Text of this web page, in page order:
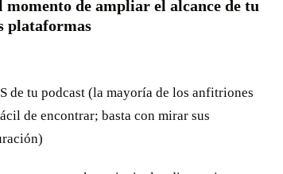
momento de ampliar el alcance de tu
plataformas
de tu podcast (la mayoría de los anfitriones
de encontrar; basta con mirar sus